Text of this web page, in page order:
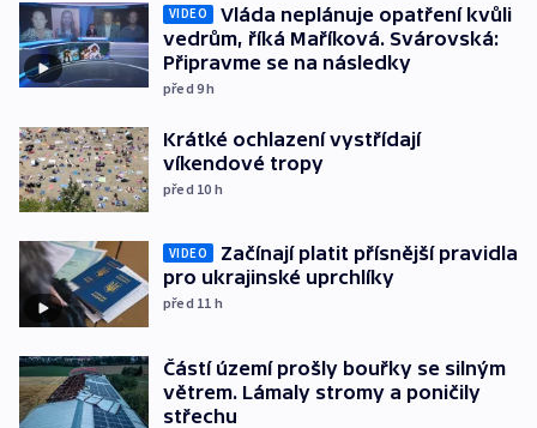
VIDEO
Vláda neplánuje opatření kvůli
vedrům, říká Maříková. Svárovská:
Připravme se na následky
před 9h
Krátké ochlazení vystřídají
víkendové tropy
před 10 h
VIDEO
Začínají platit přísnější pravidla
pro ukrajinské uprchlíky
před 11 h
Částí území prošly bouřky se silným
větrem. Lámaly stromy a poničily
střechu